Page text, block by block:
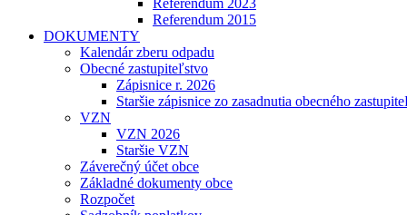
Referendum 2023
Referendum 2015
DOKUMENTY
Kalendár zberu odpadu
Obecné zastupiteľstvo
Zápisnice r. 2026
Staršie zápisnice zo zasadnutia obecného
VZN
VZN 2026
Staršie VZN
Záverečný účet obce
Základné dokumenty obce
Rozpočet